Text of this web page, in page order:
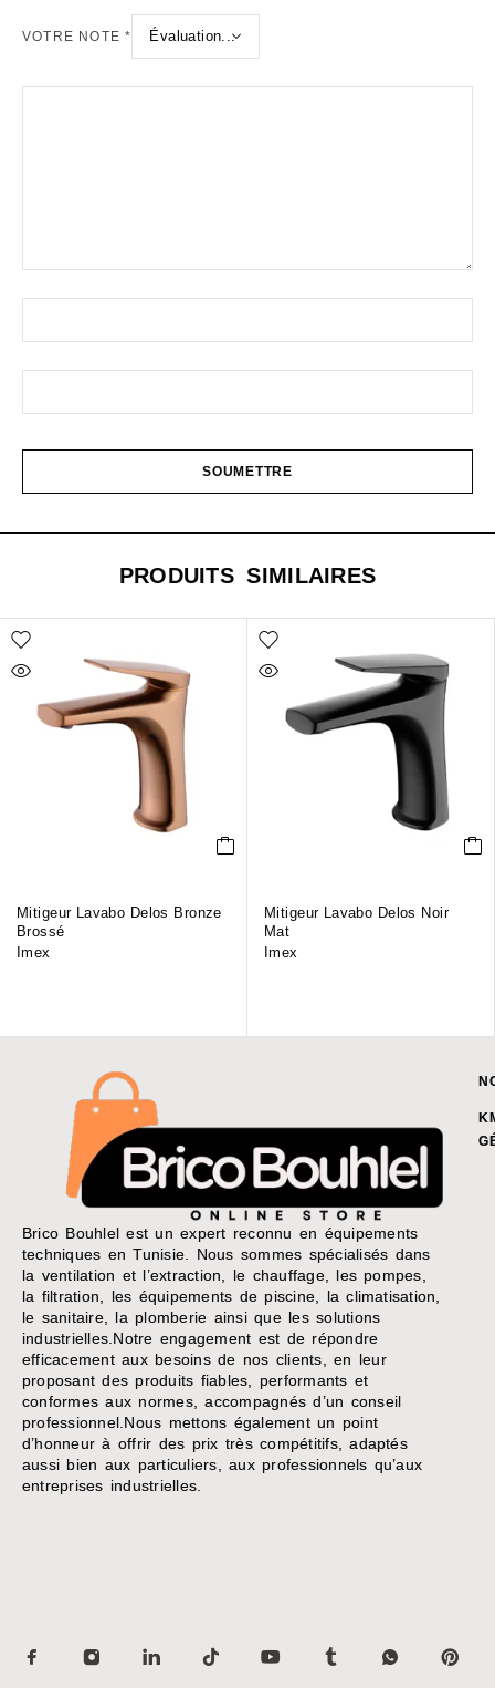
VOTRE NOTE*
PRODUITS SIMILAIRES
Mitigeur Lavabo Delos Bronze
Brossé
Imex
Mitigeur Lavabo Delos Noir
Mat
Imex
Brico Bouhlel est un expert reconnu en équipements
techniques en Tunisie. Nous sommes spécialisés dans
la ventilation et l’extraction, le chauffage, les pompes,
la filtration, les équipements de piscine, la climatisation,
le sanitaire, la plomberie ainsi que les solutions
industrielles.Notre engagement est de répondre
efficacement aux besoins de nos clients, en leur
proposant des produits fiables, performants et
conformes aux normes, accompagnés d’un conseil
professionnel.Nous mettons également un point
d’honneur à offrir des prix très compétitifs, adaptés
aussi bien aux particuliers, aux professionnels qu’aux
entreprises industrielles.